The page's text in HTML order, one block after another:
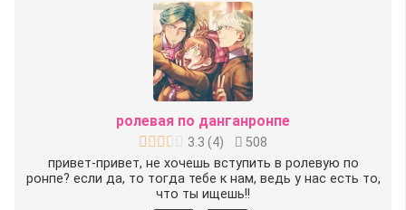
ролевая по данганронпе
3.3 (4)
508
привет-привет, не хочешь вступить в ролевую по
ронпе? если да, то тогда тебе к нам, ведь у нас есть то,
что ты ищешь!!